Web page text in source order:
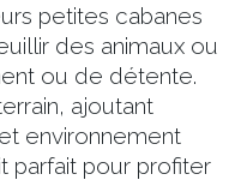
petites cabanes
des animaux ou
ou de détente.
ajoutant
environnement
parfait pour profiter